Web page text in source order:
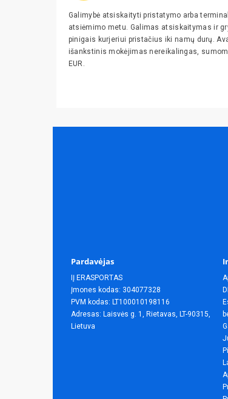
Galimybė atsiskaityti pristatymo arba
atsiėmimo metu. Galimas atsiskaitymas ir
pinigais kurjeriui pristačius iki namų durų.
išankstinis mokėjimas nereikalingas,
EUR.
Pardavėjas
IĮ ERASPORTAS
Įmones kodas: 304077328
PVM kodas: LT100010198116
Adresas: Laisvės g. 1, Rietavas, LT-90315,
Lietuva